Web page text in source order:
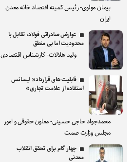
پیمان مولوی- رئیس کمیته اقتصاد خانه معدن
ایران
عوارض صادراتی فولاد، تقابل با
محدودیت اما بی منطق
ولید هلالات- کارشناس اقتصادی
قابلیت های قرارداد« لیسانس
استفاده از علامت تجاری»
محمدجواد حاجی حسینی- معاون حقوقی و امور
مجلس وزارت صمت
چهار گام برای تحقق انقلاب
معدنی